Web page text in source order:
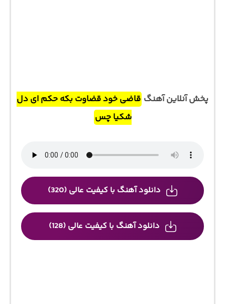
پخش آنلاین آهنگ قاضی خود قضاوت بکه حکم ای دل
شکیا چس
دانلود آهنگ با کیفیت عالی (320)
دانلود آهنگ با کیفیت عالی (128)